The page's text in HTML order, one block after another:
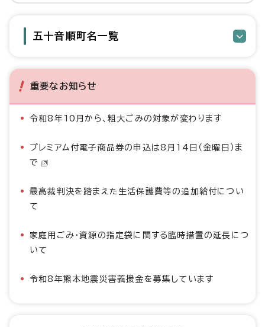
五十音順町名一覧
重要なお知らせ
令和8年10月から、粗大ごみの対象が変わります
プレミアム付電子商品券の申込は8月14日（金曜日）ま
で
最高裁判決を踏まえた生活保護費等の追加給付につい
て
家庭用ごみ・資源の指定袋に関する臨時措置の延長につ
いて
令和8年熊本地震災害義援金を募集しています